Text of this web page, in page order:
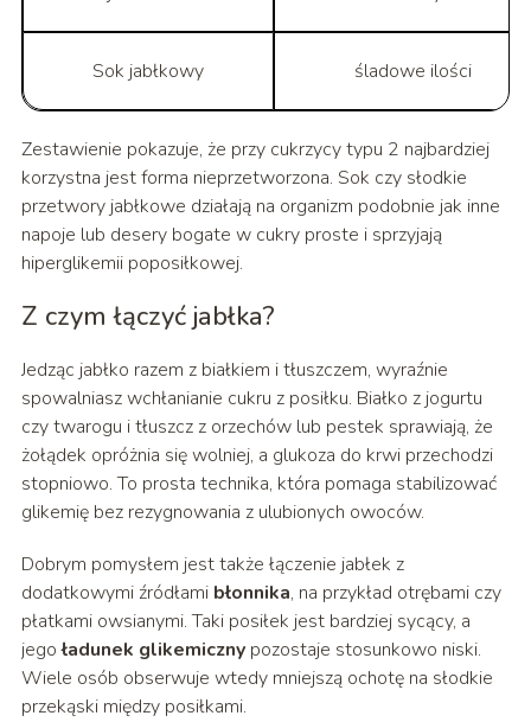
Sok jabłkowy śladowe ilości
Zestawienie pokazuje, że przy cukrzycy typu 2 najbardziej
korzystna jest forma nieprzetworzona. Sok czy słodkie
przetwory jabłkowe działają na organizm podobnie jak inne
napoje lub desery bogate w cukry proste i sprzyjają
hiperglikemii poposiłkowej.
Z czym łączyć jabłka?
Jedząc jabłko razem z białkiem i tłuszczem, wyraźnie
spowalniasz wchłanianie cukru z posiłku. Białko z jogurtu
czy twarogu i tłuszcz z orzechów lub pestek sprawiają, że
żołądek opróżnia się wolniej, a glukoza do krwi przechodzi
stopniowo. To prosta technika, która pomaga stabilizować
glikemię bez rezygnowania z ulubionych owoców.
Dobrym pomysłem jest także łączenie jabłek z
dodatkowymi źródłami błonnika, na przykład otrębami czy
płatkami owsianymi. Taki posiłek jest bardziej sycący, a
jegoładunek glikemicznypozostaje stosunkowo niski.
Wiele osób obserwuje wtedy mniejszą ochotę na słodkie
przekąski między posiłkami.